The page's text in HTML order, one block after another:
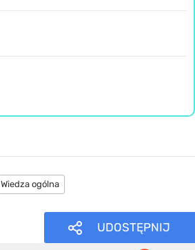
Wiedza ogólna
UDOSTĘPNIJ